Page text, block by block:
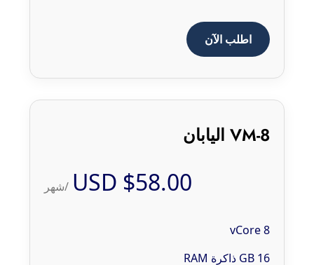
اطلب الآن
VM-8 اليابان
$58.00 USD /شهر
8 vCore
16 GB ذاكرة RAM